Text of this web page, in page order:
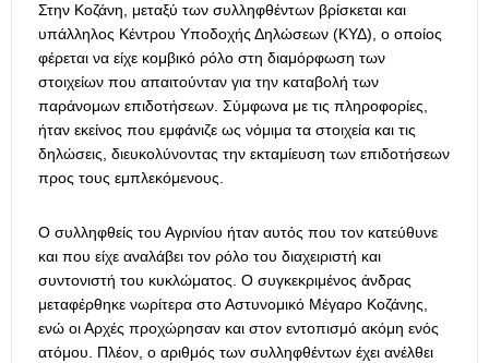
Στην Κοζάνη, μεταξύ των συλληφθέντων βρίσκεται και
υπάλληλος Κέντρου Υποδοχής Δηλώσεων (ΚΥΔ), ο οποίος
φέρεται να είχε κομβικό ρόλο στη διαμόρφωση των
στοιχείων που απαιτούνταν για την καταβολή των
παράνομων επιδοτήσεων. Σύμφωνα με τις πληροφορίες,
ήταν εκείνος που εμφάνιζε ως νόμιμα τα στοιχεία και τις
δηλώσεις, διευκολύνοντας την εκταμίευση των επιδοτήσεων
προς τους εμπλεκόμενους.
Ο συλληφθείς του Αγρινίου ήταν αυτός που τον κατεύθυνε
και που είχε αναλάβει τον ρόλο του διαχειριστή και
συντονιστή του κυκλώματος. Ο συγκεκριμένος άνδρας
μεταφέρθηκε νωρίτερα στο Αστυνομικό Μέγαρο Κοζάνης,
ενώ οι Αρχές προχώρησαν και στον εντοπισμό ακόμη ενός
ατόμου. Πλέον, ο αριθμός των συλληφθέντων έχει ανέλθει